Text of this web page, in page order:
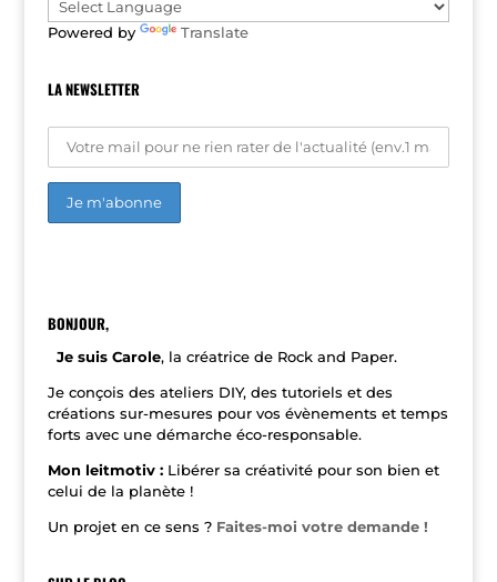
e
:Powered by Translate
LA NEWSLETTER
n
v
e
:
BONJOUR,
Je suis Carole, la créatrice de Rock and Paper.
Je conçois des ateliers DIY, des tutoriels et des
créations sur-mesures pour vos évènements et temps
forts avec une démarche éco-responsable.
Mon leitmotiv : Libérer sa créativité pour son bien et
celui de la planète !
Un projet en ce sens ? Faites-moi votre demande !